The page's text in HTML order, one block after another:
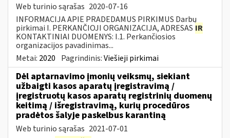
Web turinio sąrašas 2020-07-16
INFORMACIJA APIE PRADEDAMUS PIRKIMUS Darbų
pirkimai I. PERKANČIOJI ORGANIZACIJA, ADRESAS IR
KONTAKTINIAI DUOMENYS: I.1. Perkančiosios
organizacijos pavadinimas...
Metai: 2020 Pagrindinis:Viešieji pirkimai
Dėl aptarnavimo įmonių veiksmų, siekiant
užbaigti kasos aparatų įregistravimą /
įregistruotų kasos aparatų registrinių duomenų
keitimą / išregistravimą, kurių procedūros
pradėtos šalyje paskelbus karantiną
Web turinio sąrašas 2021-07-01